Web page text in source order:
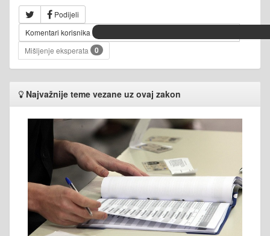
Podijeli
Komentari korisnika
Mišljenje eksperata
0
Najvažnije teme vezane uz ovaj zakon